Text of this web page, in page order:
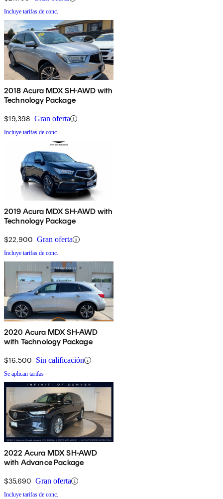
Incluye tarifas de conc.
2018 Acura MDX SH-AWD with
Technology Package
$19,398 Gran oferta
Incluye tarifas de conc.
2019 Acura MDX SH-AWD with
Technology Package
$22,900 Gran oferta
Incluye tarifas de conc.
2020 Acura MDX SH-AWD
with Technology Package
$16,500 Sin calificación
Se aplican tarifas
2022 Acura MDX SH-AWD
with Advance Package
$35,690 Gran oferta
Incluye tarifas de conc.